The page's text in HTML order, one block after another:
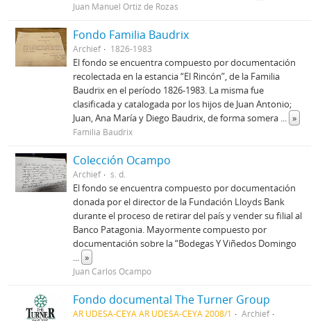
Juan Manuel Ortiz de Rozas
Fondo Familia Baudrix
Archief 1826-1983
El fondo se encuentra compuesto por documentación
recolectada en la estancia “El Rincón”, de la Familia
Baudrix en el período 1826-1983. La misma fue
clasificada y catalogada por los hijos de Juan Antonio;
Juan, Ana María y Diego Baudrix, de forma somera ... »
Familia Baudrix
Colección Ocampo
Archief s. d.
El fondo se encuentra compuesto por documentación
donada por el director de la Fundación Lloyds Bank
durante el proceso de retirar del país y vender su filial al
Banco Patagonia. Mayormente compuesto por
documentación sobre la “Bodegas Y Viñedos Domingo
... »
Juan Carlos Ocampo
Fondo documental The Turner Group
AR UDESA-CEYA AR UDESA-CEYA 2008/1
Archief